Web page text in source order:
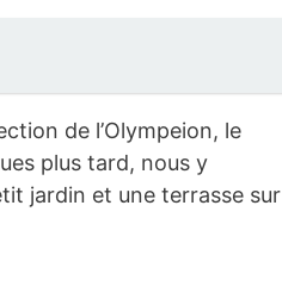
de l’Olympeion, le
plus tard, nous y
jardin et une terrasse sur